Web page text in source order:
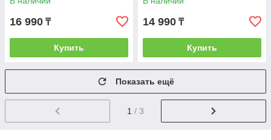
16 990 ₸
Купить
14 990 ₸
Купить
Показать ещё
1 / 3